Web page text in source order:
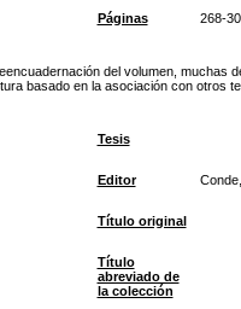
Páginas
268-
del volumen, muchas
basado en la asociación con otros
Tesis
Editor
Título original
Título
abreviado de
la colección